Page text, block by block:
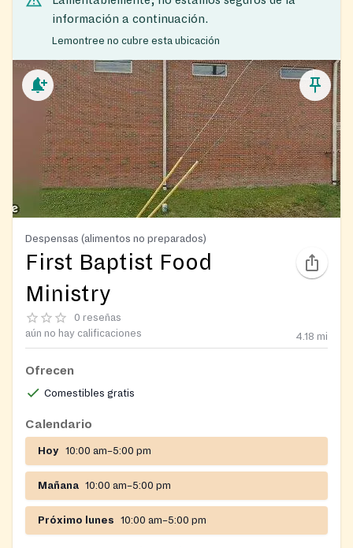
información a continuación.
Lemontree no cubre esta ubicación
Despensas (alimentos no preparados)
First Baptist Food
Ministry
0 reseñas
aún no hay calificaciones
4.18 mi
Ofrecen
Comestibles gratis
Calendario
Hoy 10:00 am–5:00 pm
Mañana 10:00 am–5:00 pm
Próximo lunes 10:00 am–5:00 pm